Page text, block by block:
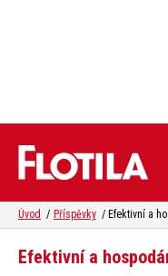
Úvod Příspěvky Efektivní a
Efektivní a